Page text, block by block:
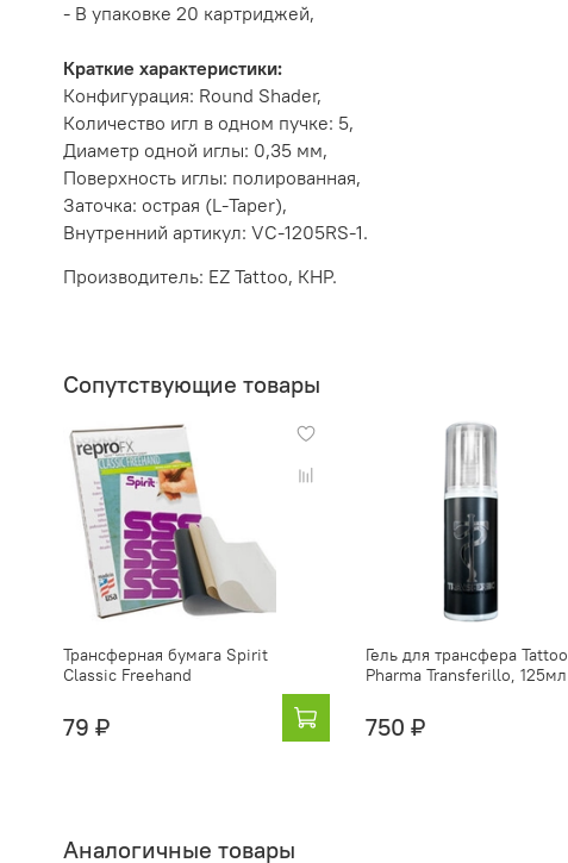
- В упаковке 20 картриджей,
Краткие характеристики:
Конфигурация: Round Shader,
Количество игл в одном пучке: 5,
Диаметр одной иглы: 0,35 мм,
Поверхность иглы: полированная,
Заточка: острая (L-Taper),
Внутренний артикул: VC-1205RS-1.
Производитель: EZ Tattoo, КНР.
Сопутствующие товары
Трансферная бумага Spirit
Classic Freehand
79 ₽
Гель для трансфера Tattoo
Pharma Transferillo, 125мл
750 ₽
Аналогичные товары